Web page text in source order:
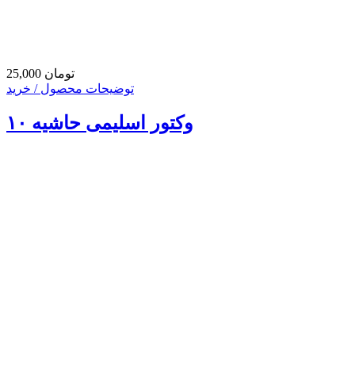
25,000 تومان
توضیحات محصول / خرید
وکتور اسلیمی حاشیه ۱۰